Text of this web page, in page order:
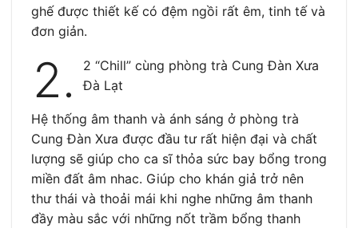
ghế được thiết kế có đệm ngồi rất êm, tinh tế và
đơn giản.
2.
2 “Chill” cùng phòng trà Cung Đàn Xưa
Đà Lạt
Hệ thống âm thanh và ánh sáng ở phòng trà
Cung Đàn Xưa được đầu tư rất hiện đại và chất
lượng sẽ giúp cho ca sĩ thỏa sức bay bổng trong
miền đất âm nhac. Giúp cho khán giả trở nên
thư thái và thoải mái khi nghe những âm thanh
đầy màu sắc với những nốt trầm bổng thanh